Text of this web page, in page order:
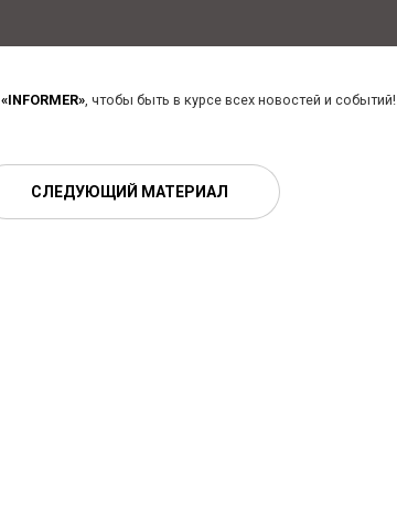
«INFORMER», чтобы быть в курсе всех новостей и событий!
СЛЕДУЮЩИЙ МАТЕРИАЛ